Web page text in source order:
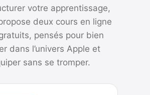
votre apprentissage,
deux cours en ligne
pensés pour bien
dans l’univers Apple et
sans se tromper.